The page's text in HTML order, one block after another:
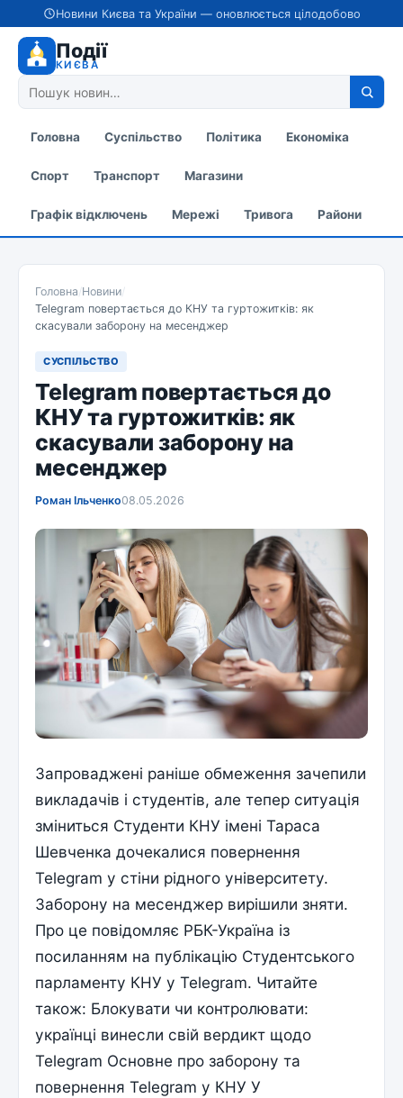
Новини Києва та України — оновлюється цілодобово
Події
КИЄВА
Головна Суспільство Політика Економіка
Спорт Транспорт Магазини
Графік відключень Мережі Тривога Райони
Головна/Новини/
Telegram повертається до КНУ та гуртожитків: як
скасували заборону на месенджер
СУСПІЛЬСТВО
Telegram повертається до
КНУ та гуртожитків: як
скасували заборону на
месенджер
Роман Ільченко08.05.2026
Запроваджені раніше обмеження зачепили
викладачів і студентів, але тепер ситуація
зміниться Студенти КНУ імені Тараса
Шевченка дочекалися повернення
Telegram у стіни рідного університету.
Заборону на месенджер вирішили зняти.
Про це повідомляє РБК-Україна із
посиланням на публікацію Студентського
парламенту КНУ у Telegram. Читайте
також: Блокувати чи контролювати:
українці винесли свій вердикт щодо
Telegram Основне про заборону та
повернення Telegram у КНУ У